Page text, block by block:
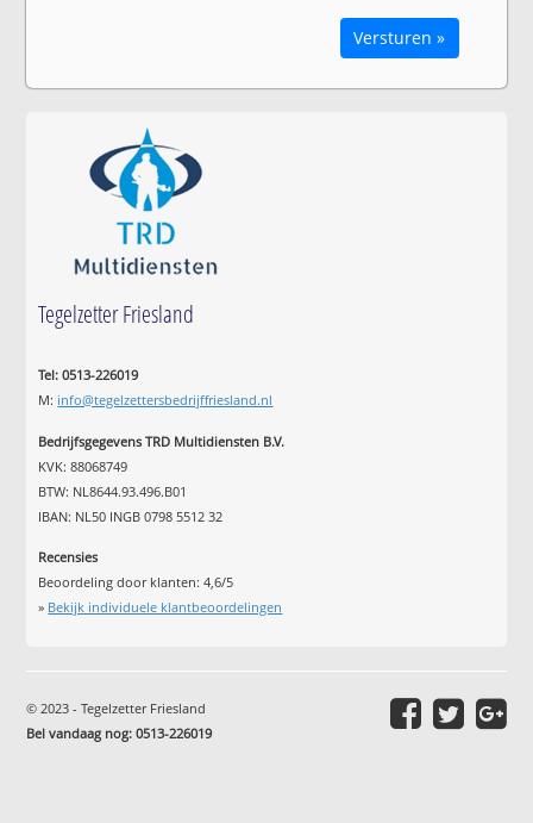
Versturen »
Tegelzetter Friesland
Tel: 0513-226019
M: info@tegelzettersbedrijffriesland.nl
Bedrijfsgegevens TRD Multidiensten B.V.
KVK: 88068749
BTW: NL8644.93.496.B01
IBAN: NL50 INGB 0798 5512 32
Recensies
Beoordeling door klanten:4,6/5
» Bekijk individuele klantbeoordelingen
© 2023 - Tegelzetter Friesland
Bel vandaag nog: 0513-226019